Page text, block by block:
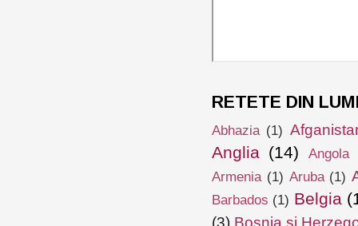
RETETE DIN
Abhazia (1)
Anglia (14) Angola
Armenia (1) Aruba (1)
Barbados (1) Belgia
(3) Bosnia și